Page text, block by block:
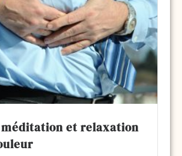
méditation et relaxation